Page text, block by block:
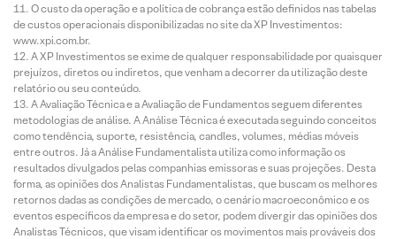
O custo da operação e a política de cobrança estão definidos nas tabelas
de custos operacionais disponibilizadas no site da XP Investimentos:
www.xpi.com.br.
A XP Investimentos se exime de qualquer responsabilidade por quaisquer
prejuízos, diretos ou indiretos, que venham a decorrer da utilização deste
relatório ou seu conteúdo.
A Avaliação Técnica e a Avaliação de Fundamentos seguem diferentes
metodologias de análise. A Análise Técnica é executada seguindo conceitos
como tendência, suporte, resistência, candles, volumes, médias móveis
entre outros. Já a Análise Fundamentalista utiliza como informação os
resultados divulgados pelas companhias emissoras e suas projeções. Desta
forma, as opiniões dos Analistas Fundamentalistas, que buscam os melhores
retornos dadas as condições de mercado, o cenário macroeconômico e os
eventos específicos da empresa e do setor, podem divergir das opiniões dos
Analistas Técnicos, que visam identificar os movimentos mais prováveis dos